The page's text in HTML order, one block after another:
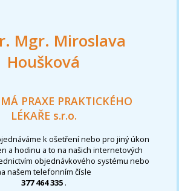
Mgr. Miroslava
Houšková
PRAXE PRAKTICKÉHO
LÉKAŘE s.r.o.
k ošetření nebo pro jiný úkon
a hodinu a to na našich internetových
objednávkového systému nebo
našem telefonním čísle
377 464 335 .